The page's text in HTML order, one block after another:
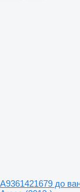
A9361421679 до